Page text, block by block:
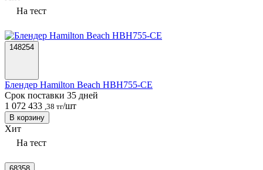
На тест
148254
Блендер Hamilton Beach HBH755-CE
Срок поставки 35 дней
1 072 433 ,38 тг/шт
В корзину
Хит
На тест